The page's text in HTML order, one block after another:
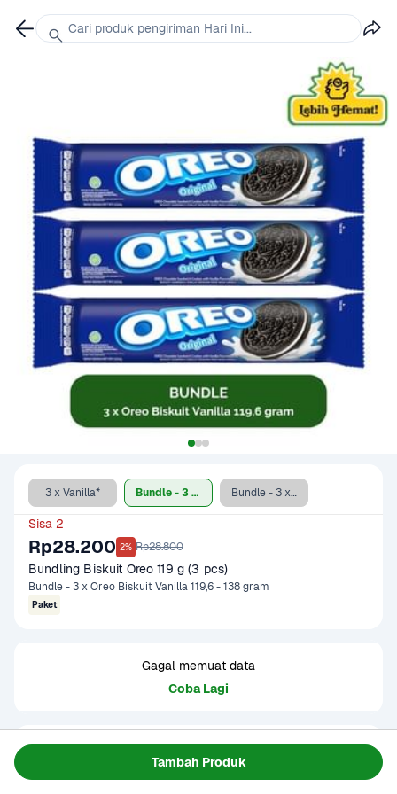
Tambah Produk
3 x Vanilla* Bundle - 3 x Vanilla* Bundle - 3 x Double Stuf*
Sisa 2
Rp28.200 2% Rp28.800
Bundling Biskuit Oreo 119 g (3 pcs)
Bundle - 3 x Oreo Biskuit Vanilla 119,6 - 138 gram
Paket
Gagal memuat data
Coba Lagi
Informasi Produk
Terdiri dari 3 pack Oreo Biskuit ukuran 119,6 - 138 gram
Cari produk pengiriman Hari Ini...